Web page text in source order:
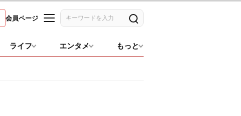
会員ページ
記事を検索
ライフ エンタメ もっと